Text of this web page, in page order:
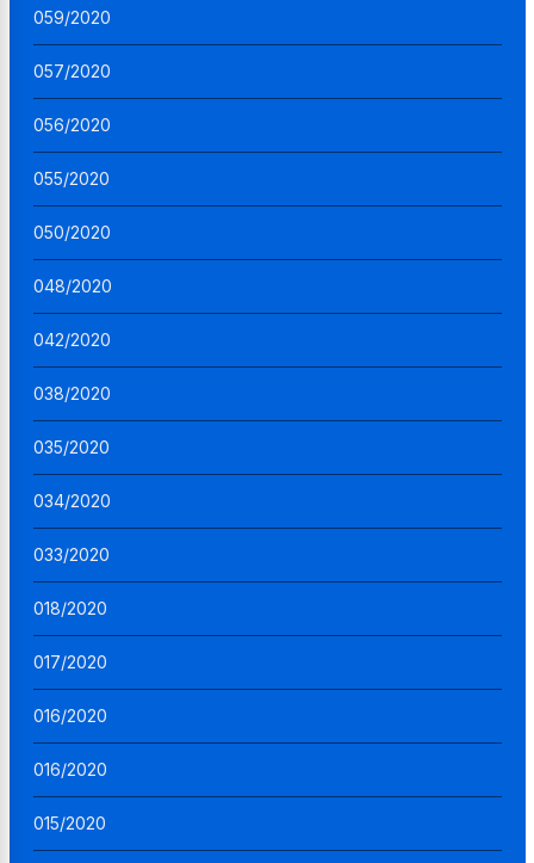
059/2020
057/2020
056/2020
055/2020
050/2020
048/2020
042/2020
038/2020
035/2020
034/2020
033/2020
018/2020
017/2020
016/2020
016/2020
015/2020